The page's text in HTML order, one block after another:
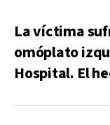
La víctima
omóplato
Hospital. El